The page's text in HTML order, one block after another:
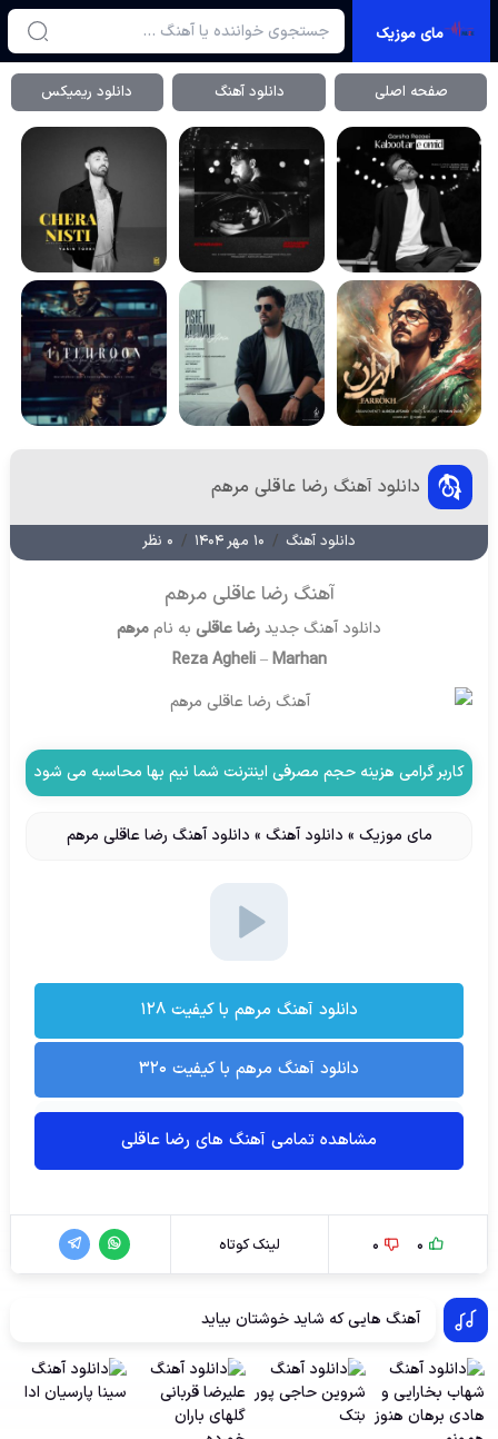
مای موزیک
صفحه اصلی دانلود آهنگ دانلود ریمیکس
دانلود آهنگ رضا عاقلی مرهم
دانلود آهنگ / ۱۰ مهر ۱۴۰۴ / ۰ نظر
آهنگ رضا عاقلی مرهم
دانلود آهنگ جدیدرضا عاقلی به ناممرهم
Reza Agheli–Marhan
کاربر گرامی هزینه حجم مصرفی اینترنت شما نیم بها محاسبه می شود
مای موزیک » دانلود آهنگ » دانلود آهنگ رضا عاقلی مرهم
دانلود آهنگ مرهم با کیفیت ۱۲۸
دانلود آهنگ مرهم با کیفیت ۳۲۰
مشاهده تمامی آهنگ های رضا عاقلی
0
0 لینک کوتاه
آهنگ هایی که شاید خوشتان بیاید